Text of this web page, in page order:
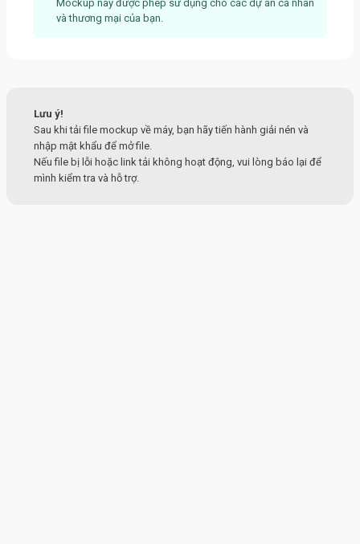
Mockup này được phép sử dụng cho các dự án cá nhân
và thương mại của bạn.
Lưu ý!
Sau khi tải file mockup về máy, bạn hãy tiến hành giải nén và
nhập mật khẩu để mở file.
Nếu file bị lỗi hoặc link tải không hoạt động, vui lòng báo lại để
mình kiểm tra và hỗ trợ.